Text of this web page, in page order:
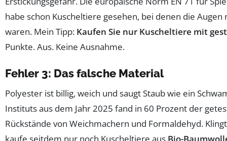
habe schon Kuscheltiere gesehen, bei denen die Augen
waren. Mein Tipp: Kaufen Sie nur Kuscheltiere mit
Punkte. Aus. Keine Ausnahme.
Fehler 3: Das falsche Material
Polyester ist billig, weich und saugt Staub wie ein
Instituts aus dem Jahr 2025 fand in 60 Prozent der
Rückstände von Weichmachern und Formaldehyd.
kaufe seitdem nur noch Kuscheltiere aus Bio-